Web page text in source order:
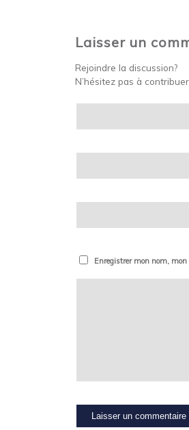
Laisser un
Rejoindre la discussion?
N’hésitez pas à
Enregistrer mon nom,